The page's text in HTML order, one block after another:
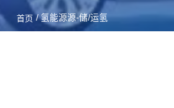
首页 / 氢能源源-储/运氢